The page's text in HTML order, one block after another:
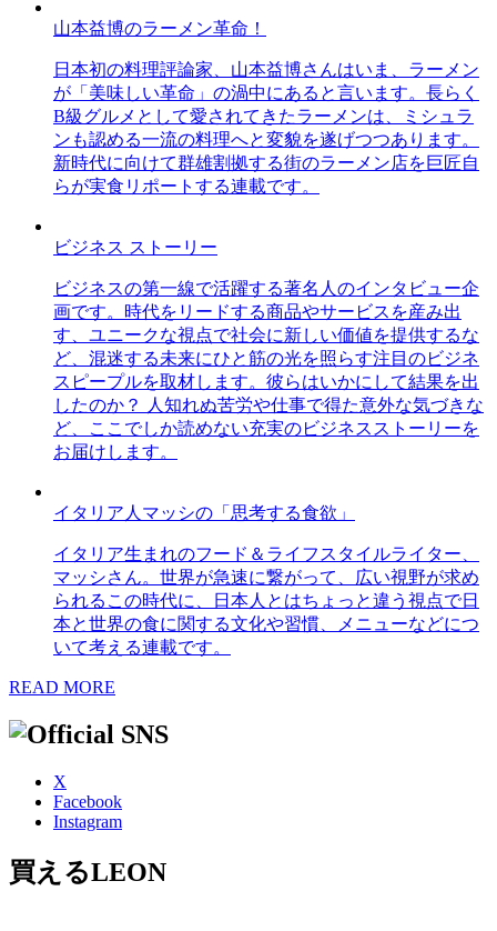
山本益博のラーメン革命！
日本初の料理評論家、山本益博さんはいま、ラーメン
が「美味しい革命」の渦中にあると言います。長らく
B級グルメとして愛されてきたラーメンは、ミシュラ
ンも認める一流の料理へと変貌を遂げつつあります。
新時代に向けて群雄割拠する街のラーメン店を巨匠自
らが実食リポートする連載です。
ビジネス ストーリー
ビジネスの第一線で活躍する著名人のインタビュー企
画です。時代をリードする商品やサービスを産み出
す、ユニークな視点で社会に新しい価値を提供するな
ど、混迷する未来にひと筋の光を照らす注目のビジネ
スピープルを取材します。彼らはいかにして結果を出
したのか？ 人知れぬ苦労や仕事で得た意外な気づきな
ど、ここでしか読めない充実のビジネスストーリーを
お届けします。
イタリア人マッシの「思考する食欲」
イタリア生まれのフード＆ライフスタイルライター、
マッシさん。世界が急速に繋がって、広い視野が求め
られるこの時代に、日本人とはちょっと違う視点で日
本と世界の食に関する文化や習慣、メニューなどにつ
いて考える連載です。
READ MORE
X
Facebook
Instagram
買えるLEON